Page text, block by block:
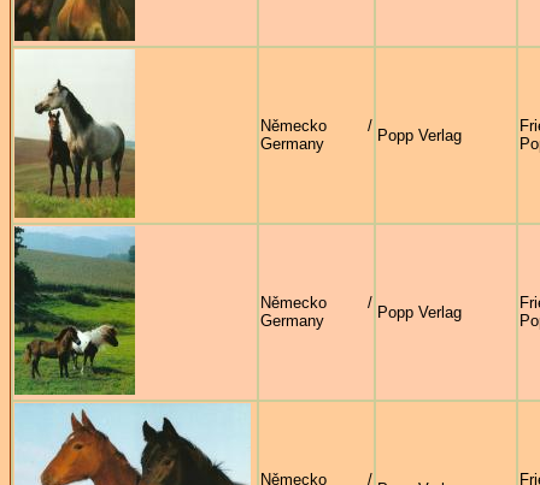
Německo /
Germany
Popp Verlag
Německo /
Germany
Popp Verlag
Německo /